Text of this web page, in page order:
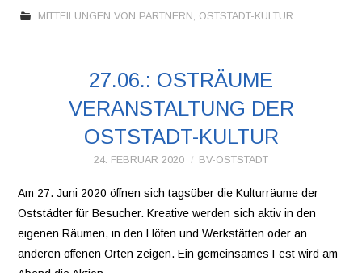
MITTEILUNGEN VON PARTNERN , OSTSTADT-KULTUR
27.06.: OSTRÄUME
VERANSTALTUNG DER
OSTSTADT-KULTUR
24. FEBRUAR 2020 BV-OSTSTADT
Am 27. Juni 2020 öffnen sich tagsüber die Kulturräume der
Oststädter für Besucher. Kreative werden sich aktiv in den
eigenen Räumen, in den Höfen und Werkstätten oder an
anderen offenen Orten zeigen. Ein gemeinsames Fest wird am